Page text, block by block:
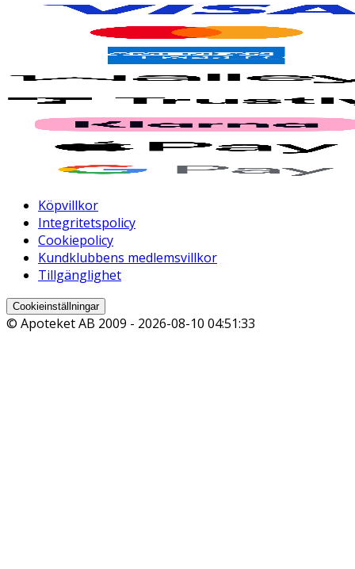
Köpvillkor
Integritetspolicy
Cookiepolicy
Kundklubbens medlemsvillkor
Tillgänglighet
Cookieinställningar
© Apoteket AB 2009 - 2026-08-10 04:51:33